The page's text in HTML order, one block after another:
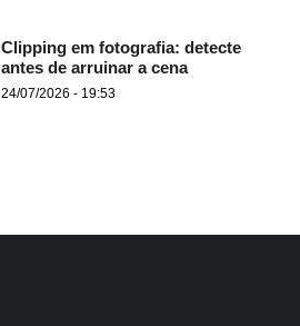
Clipping em fotografia: detecte
antes de arruinar a cena
24/07/2026 - 19:53